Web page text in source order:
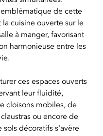
de cette
cuisine ouverte sur le
à manger, favorisant
harmonieuse entre les
ces espaces ouverts
leur fluidité,
cloisons mobiles, de
ou encore de
sols décoratifs s'avère